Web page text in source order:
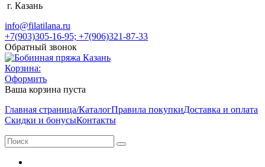
г. Казань
info@filatilana.ru
+7(903)305-16-95; +7(906)321-87-33
Обратный звонок
Корзина:
Оформить
Ваша корзина пуста
Главная страница/КаталогПравила покупкиДоставка и оплата
Скидки и бонусыКонтакты